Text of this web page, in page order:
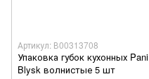
Артикул: В00313708
Упаковка губок кухонных Pani
Blysk волнистые 5 шт